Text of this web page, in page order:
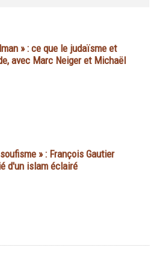
» : ce que le judaïsme et
avec Marc Neiger et Michaël
» : François Gautier
d'un islam éclairé